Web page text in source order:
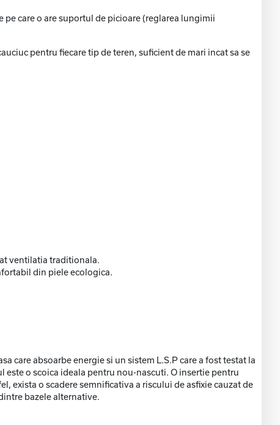
care o are suportul de picioare (reglarea lungimii
pentru fiecare tip de teren, suficient de mari incat sa se
ventilatia traditionala.
din piele ecologica.
care absoarbe energie si un sistem L.S.P care a fost testat la
este o scoica ideala pentru nou-nascuti. O insertie pentru
exista o scadere semnificativa a riscului de asfixie cauzat de
bazele alternative.